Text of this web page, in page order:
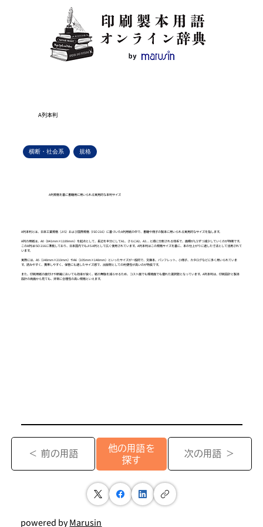
A列本判
横断・社会系 規格
A列規格を基に書籍用に用いられる実用的な本判サイズ
A列本判とは、日本工業規格（JIS）および国際規格（ISO 216）に基づいたA列用紙の中で、書籍や冊子の製本に用いられる実用的なサイズを指します。
A列の用紙は、A0（841mm×1189mm）を起点として、長辺を半分にしてA1、さらにA2、A3…と順に分割される体系で、面積が1/2ずつ減少していくのが特徴です。
このA列はISO 216に準拠しており、日本国内でもJIS A列として広く使用されています。A列本判はこの規格サイズを基に、本の仕上がりに適した寸法として活用されて
います。
実際には、A5（148mm×210mm）やA6（105mm×148mm）といったサイズが一般的で、文庫本、パンフレット、小冊子、カタログなどに多く用いられていま
す。読みやすく、携帯しやすく、保管にも適したサイズ感で、出版物としての利便性が高いのが特長です。
また、印刷用紙の面付けや断裁においても効率が良く、紙の無駄を減らせるため、コスト面でも環境面でも優れた選択肢となっています。A列本判は、印刷設計と製本
設計の両面から見ても、非常に合理性の高い規格といえます。
＜ 前の用語
他の用語を
探す
次の用語 ＞
powered byMarusin